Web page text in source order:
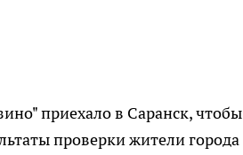
приехало в Саранск,
проверки жители